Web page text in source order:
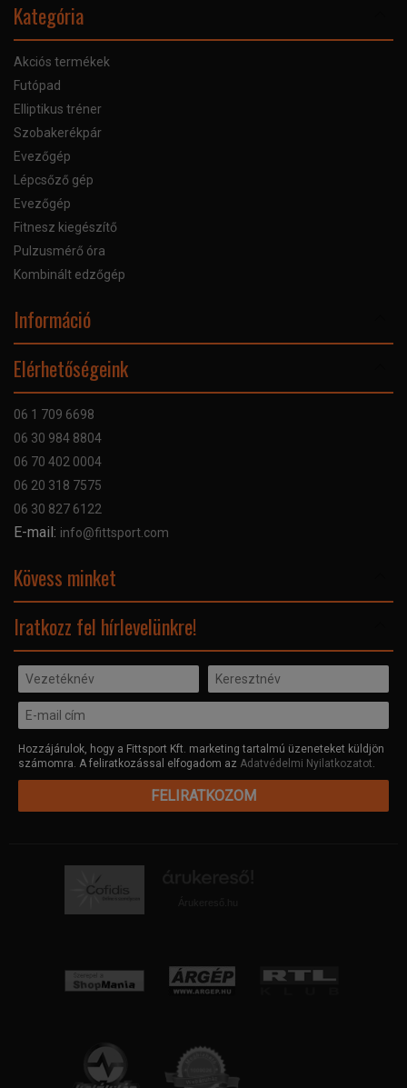
Kategória
Akciós termékek
Futópad
Elliptikus tréner
Szobakerékpár
Evezőgép
Lépcsőző gép
Evezőgép
Fitnesz kiegészítő
Pulzusmérő óra
Kombinált edzőgép
Információ
Bankkártyás fizetés
Adatvédelmi nyilatkozat
Elérhetőségeink
06 1 709 6698
06 30 984 8804
06 70 402 0004
06 20 318 7575
06 30 827 6122
E-mail: info@fittsport.com
Kövess minket
Iratkozz fel hírlevelünkre!
Hozzájárulok, hogy a Fittsport Kft. marketing tartalmú üzeneteket küldjön
számomra. A feliratkozással elfogadom az Adatvédelmi Nyilatkozatot.
FELIRATKOZOM